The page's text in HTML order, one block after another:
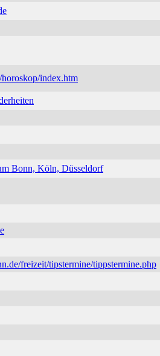
index.htm
Bonn, Köln, Düsseldorf
freizeit/tipstermine/tippstermine.php